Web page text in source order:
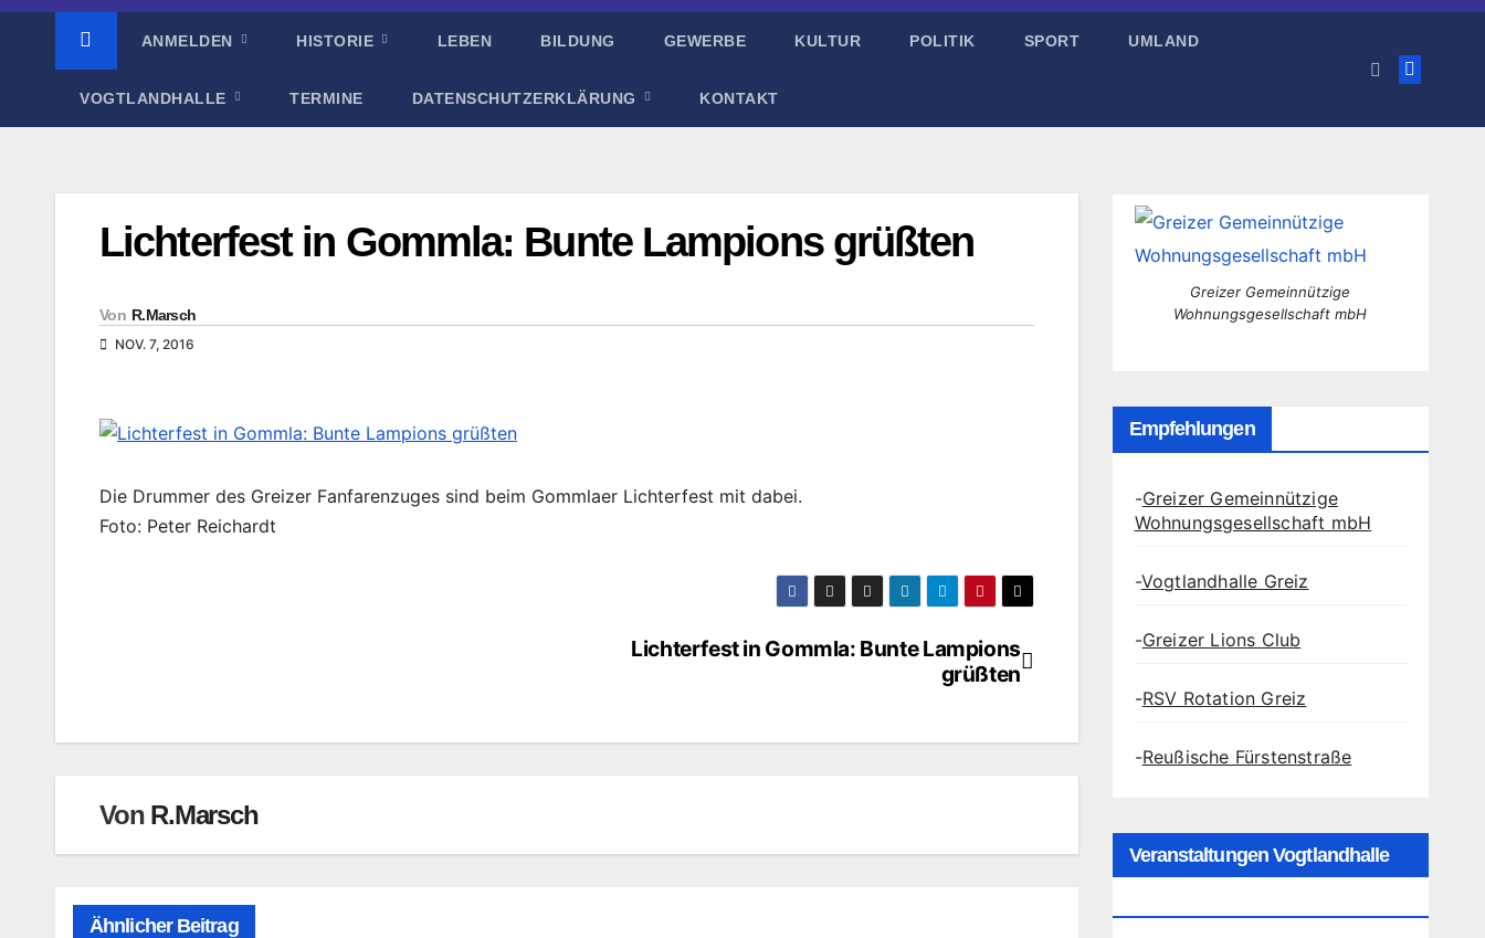
ANMELDEN HISTORIE LEBEN BILDUNG GEWERBE KULTUR POLITIK SPORT UMLAND
VOGTLANDHALLE TERMINE DATENSCHUTZERKLÄRUNG KONTAKT
Lichterfest in Gommla: Bunte Lampions grüßten
Von R.Marsch
NOV. 7, 2016
Die Drummer des Greizer Fanfarenzuges sind beim Gommlaer Lichterfest mit dabei.
Foto: Peter Reichardt
Lichterfest in Gommla: Bunte Lampions
grüßten
Von R.Marsch
Ähnlicher Beitrag
Greizer Gemeinnützige
Wohnungsgesellschaft mbH
Empfehlungen
-Greizer Gemeinnützige
Wohnungsgesellschaft mbH
-Vogtlandhalle Greiz
-Greizer Lions Club
-RSV Rotation Greiz
-Reußische Fürstenstraße
Veranstaltungen Vogtlandhalle